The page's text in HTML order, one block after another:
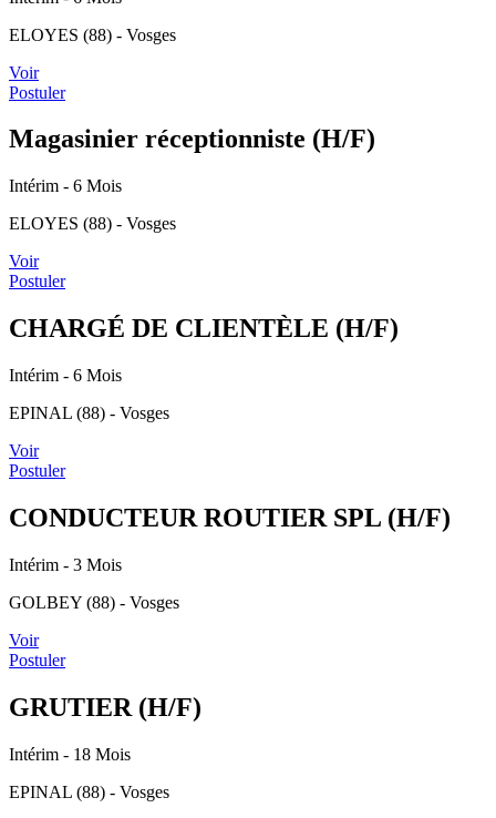
ELOYES (88) - Vosges
Voir
Postuler
Magasinier réceptionniste (H/F)
Intérim - 6 Mois
ELOYES (88) - Vosges
Voir
Postuler
CHARGÉ DE CLIENTÈLE (H/F)
Intérim - 6 Mois
EPINAL (88) - Vosges
Voir
Postuler
CONDUCTEUR ROUTIER SPL (H/F)
Intérim - 3 Mois
GOLBEY (88) - Vosges
Voir
Postuler
GRUTIER (H/F)
Intérim - 18 Mois
EPINAL (88) - Vosges